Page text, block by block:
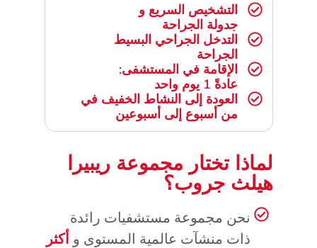
التشخيص السريع و
جدولة الجراحة
التدخل الجراحي البسيط
الجراحة
الإقامة في المستشفى:
عادةً 1 يوم واحد
العودة إلى النشاط الخفيف في
من أسبوع إلى أسبوعين
لماذا تختار مجموعة ريبيرا
هيلث جروب؟
نحن مجموعة مستشفيات رائدة
ذات منشآت عالمية المستوى و أكثر